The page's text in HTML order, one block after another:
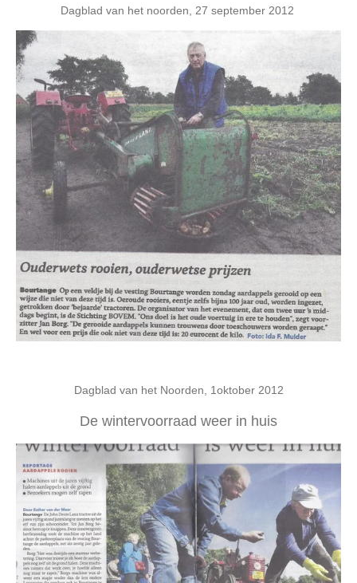
Dagblad van het noorden, 27 september 2012
Dagblad van het Noorden, 1oktober 2012
De wintervoorraad weer in huis